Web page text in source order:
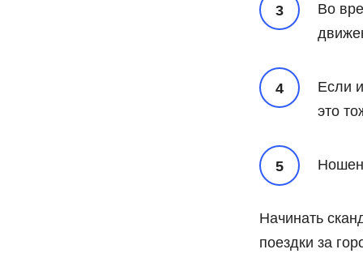
Во
Если
это
Начинать
поездки за